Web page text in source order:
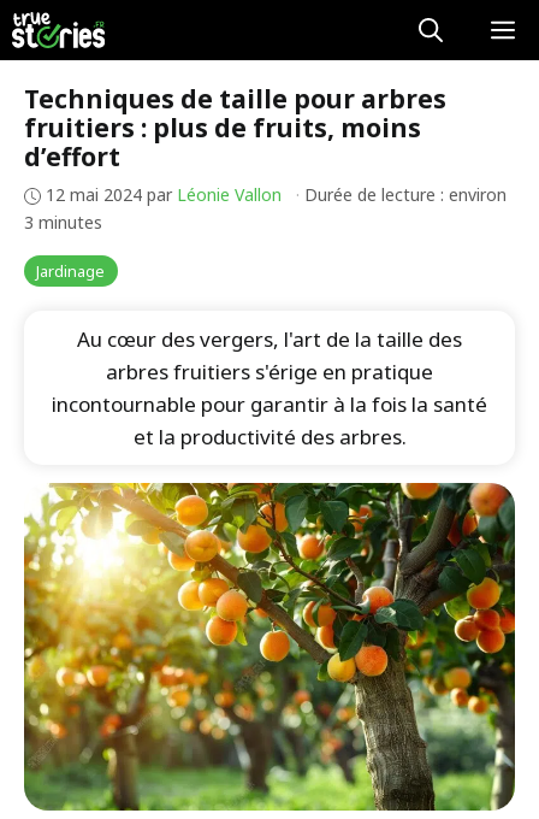
Aller
au
contenu
Jardinage
Techniques de taille pour arbres
fruitiers : plus de fruits, moins
d’effort
12 mai 2024 par Léonie Vallon · Durée de lecture : environ
3 minutes
Au cœur des vergers, l'art de la taille des
arbres fruitiers s'érige en pratique
incontournable pour garantir à la fois la santé
et la productivité des arbres.